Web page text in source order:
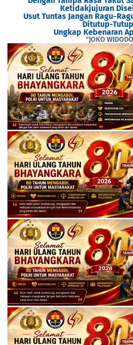
Ketidakjujuran
Usut Tuntas Jangan Ragu-
Ditutup-
Ungkap Kebenaran
"JOKO